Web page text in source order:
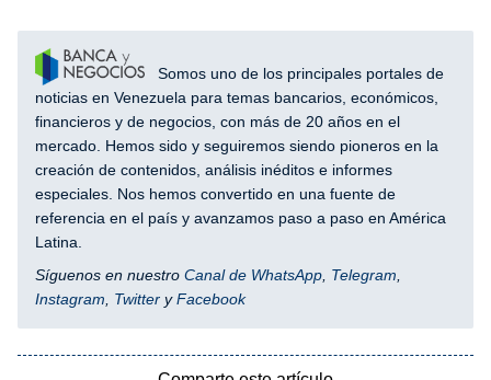
Somos uno de los principales portales de
noticias en Venezuela para temas bancarios, económicos,
financieros y de negocios, con más de 20 años en el
mercado. Hemos sido y seguiremos siendo pioneros en la
creación de contenidos, análisis inéditos e informes
especiales. Nos hemos convertido en una fuente de
referencia en el país y avanzamos paso a paso en América
Latina.
Síguenos en nuestro Canal de WhatsApp Telegram
Instagram
Twitter yFacebook